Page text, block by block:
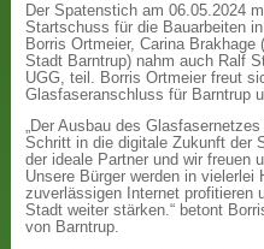
Der Spatenstich am 06.05.2024
Startschuss für die Bauarbeiten
Borris Ortmeier, Carina
Stadt Barntrup) nahm auch Ralf
UGG, teil. Borris Ortmeier freut
Glasfaseranschluss für Barntrup
„Der Ausbau des
Schritt in die digitale Zukunft der
der ideale Partner und wir freuen
Unsere Bürger werden in vielerlei
zuverlässigen Internet profitieren
Stadt weiter stärken.“ betont
von Barntrup.